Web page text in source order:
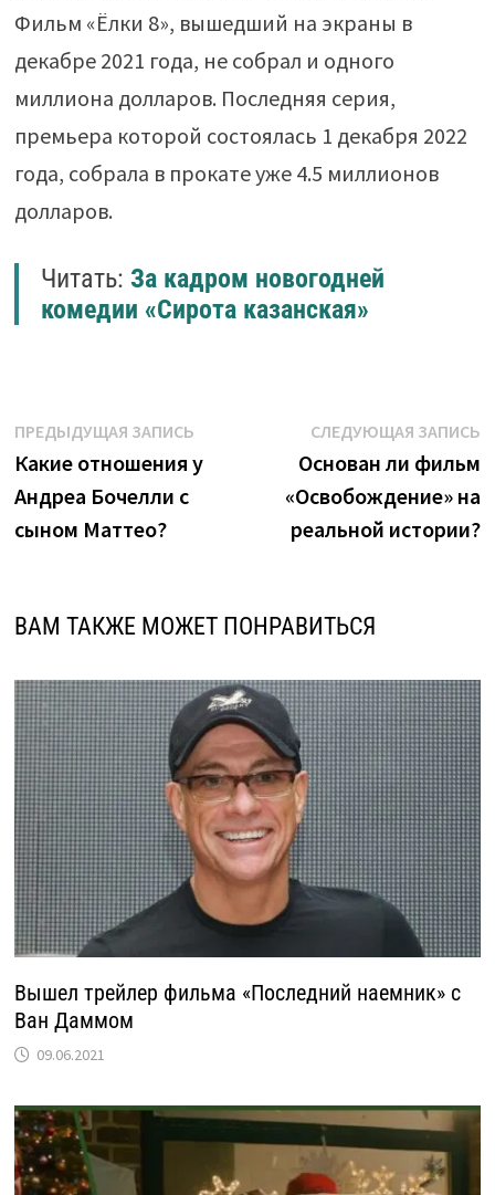
Фильм «Ёлки 8», вышедший на экраны в
декабре 2021 года, не собрал и одного
миллиона долларов. Последняя серия,
премьера которой состоялась 1 декабря 2022
года, собрала в прокате уже 4.5 миллионов
долларов.
Читать: За кадром новогодней
комедии «Сирота казанская»
Навигация
по
записям
ПРЕДЫДУЩАЯ ЗАПИСЬПредыдущая
запись:
Какие отношения у
Андреа Бочелли с
сыном Маттео?
СЛЕДУЮЩАЯ ЗАПИСЬ
Основан ли фильм
«Освобождение» на
реальной истории?
ВАМ ТАКЖЕ МОЖЕТ ПОНРАВИТЬСЯ
Вышел трейлер фильма «Последний наемник» с
Ван Даммом
09.06.2021